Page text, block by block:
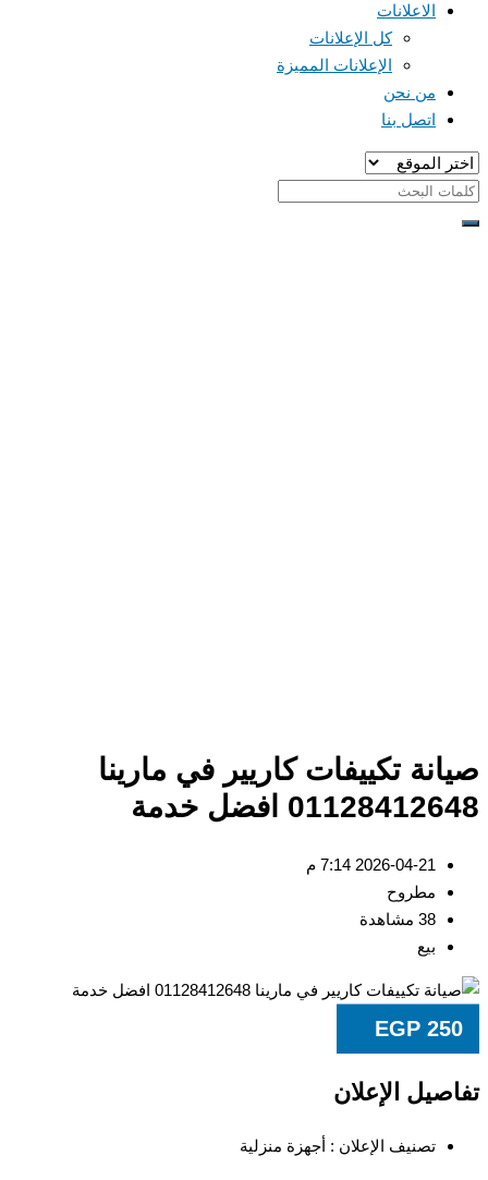
الاعلانات
كل الإعلانات
الإعلانات المميزة
من نحن
اتصل بنا
تكييفات كاريير في مارينا
افضل خدمة
2026-04-21 7:14 م
مطروح
بيع
EGP
الإعلان
تصنيف الإعلان :أجهزة منزلية